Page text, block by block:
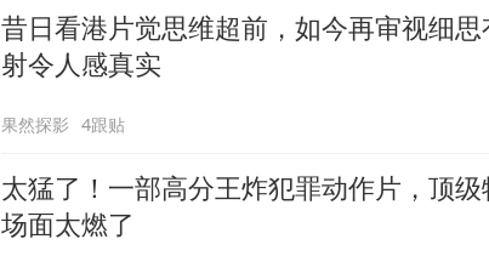
昔日看港片觉思维超前，如今再审视细
射令人感真实
果然探影 4跟贴
太猛了！一部高分王炸犯罪动作片，顶级
场面太燃了